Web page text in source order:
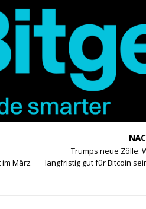
März
Trumps neue Zölle:
langfristig gut für Bitcoin